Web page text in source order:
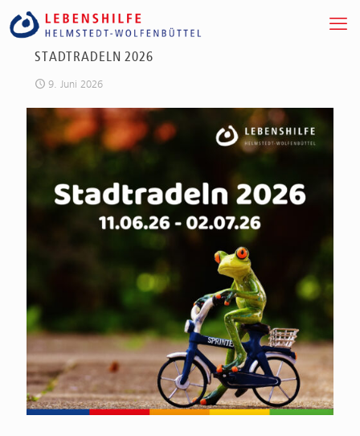
STADTRADELN 2026
9. Juni 2026